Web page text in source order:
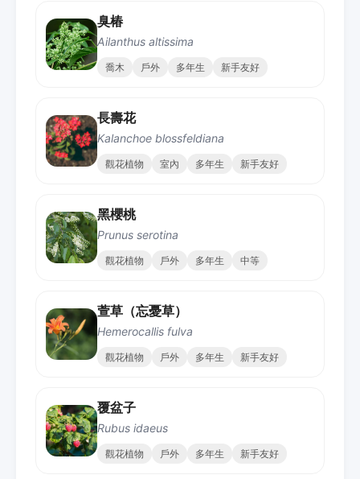
臭椿
Ailanthus altissima
喬木 戶外 多年生 新手友好
長壽花
Kalanchoe blossfeldiana
觀花植物 室內 多年生 新手友好
黑櫻桃
Prunus serotina
觀花植物 戶外 多年生 中等
萱草（忘憂草）
Hemerocallis fulva
觀花植物 戶外 多年生 新手友好
覆盆子
Rubus idaeus
觀花植物 戶外 多年生 新手友好